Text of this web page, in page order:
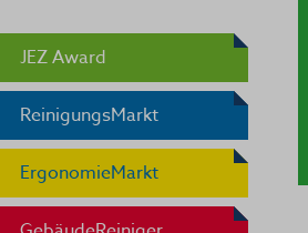
JEZ Award
ReinigungsMarkt
ErgonomieMarkt